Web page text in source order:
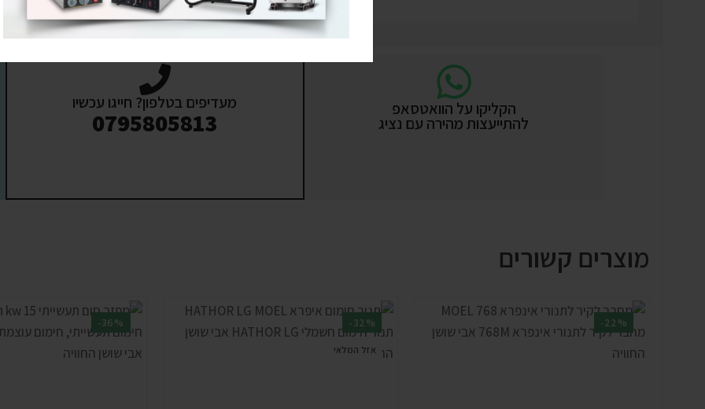
הקליקו על הוואטסאפ
להתייעצות מהירה עם נציג
מעדיפים בטלפון? חייגו עכשיו
0795805813
מוצרים קשורים
-22%
-32%
אזל המלאי
-36%